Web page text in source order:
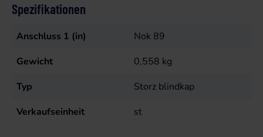
Spezifikationen
Anschluss 1 (in)
Nok 89
Gewicht
0,558 kg
Typ
Storz blindkap
Verkaufseinheit
st